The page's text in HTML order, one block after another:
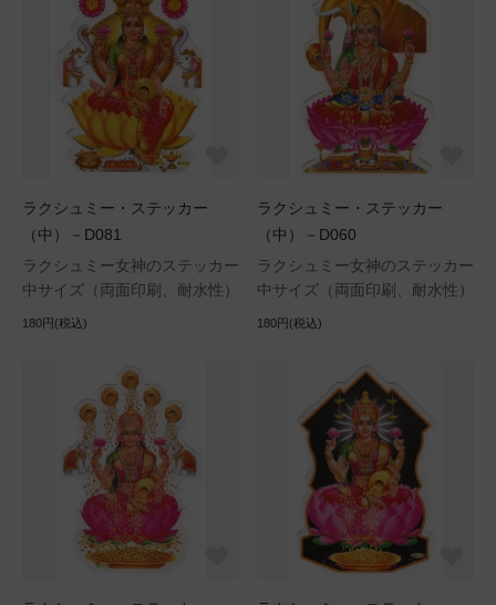
ラクシュミー・ステッカー
（中）－D081
ラクシュミー女神のステッカー
中サイズ（両面印刷、耐水性）
180円(税込)
ラクシュミー・ステッカー
（中）－D060
ラクシュミー女神のステッカー
中サイズ（両面印刷、耐水性）
180円(税込)